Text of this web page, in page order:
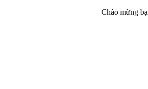
Chào mừng bạn đến